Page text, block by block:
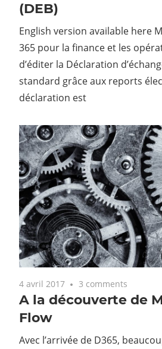
(DEB)
English version available here
365 pour la finance et les
d’éditer la Déclaration
standard grâce aux reports
déclaration est
4 avril 2017 3 comments
A la découverte de
Flow
Avec l’arrivée de D365,